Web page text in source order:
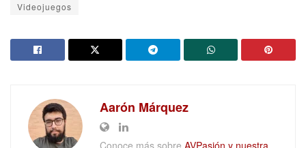
Videojuegos
Aarón Márquez
Conoce más sobre AVPasión y nuestra